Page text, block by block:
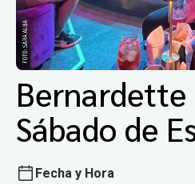
Bernardette
Sábado de
Fecha y Hora